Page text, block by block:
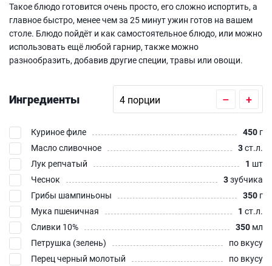
Такое блюдо готовится очень просто, его сложно испортить, а
главное быстро, менее чем за 25 минут ужин готов на вашем
столе. Блюдо пойдёт и как самостоятельное блюдо, или можно
использовать ещё любой гарнир, также можно
разнообразить, добавив другие специи, травы или овощи.
Ингредиенты – +
Куриное филе 450 г
Масло сливочное
3ст.л.
Лук репчатый
1 шт
Чеснок
3зубчика
Грибы шампиньоны
350 г
Мука пшеничная
1 ст.л.
Сливки 10%
350 мл
Петрушка (зелень)
по вкусу
Перец черный молотый
по вкусу